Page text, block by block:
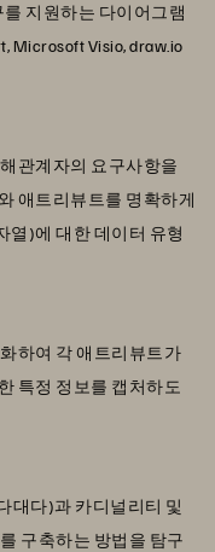
지원하는 다이어그램
Microsoft Visio, draw.io
관계자의 요구사항을
애트리뷰트를 명확하게
열)에 대한 데이터 유형
하여 각 애트리뷰트가
특정 정보를 캡처하도
대다)과 카디널리티 및
구축하는 방법을 탐구